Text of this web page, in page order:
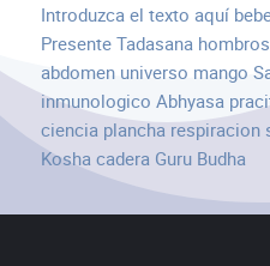
Introduzca el texto aquí
PresenteTadasana hombros
abdomen universo mango
inmunologico Abhyasa
ciencia plancharespiracion
Koshacadera Guru Budha